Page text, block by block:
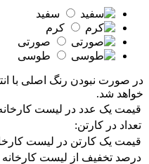
سفید
کرم
صورتی
طوسی
در صورت نبودن رنگ اصلی با
خواهد شد.
قیمت یک عدد در لیست
تعداد در کارتن:
قیمت یک کارتن در لیست
درصد تخفیف از لیست کارخانه